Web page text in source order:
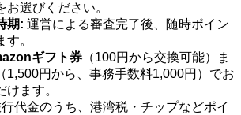
お選びください。
期: 運営による審査完了後、随時ポイン
す。
ギフト券 （100円から交換可能）ま
（1,500円から、事務手数料1,000円）でお
けます。
代金のうち、港湾税・チップなどポイ